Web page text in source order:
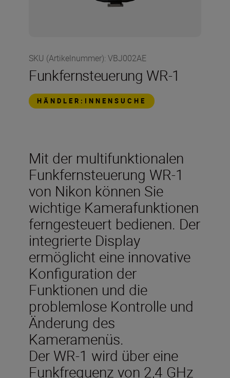
SKU (Artikelnummer): VBJ002AE
Funkfernsteuerung WR-1
HÄNDLER:INNENSUCHE
Mit der multifunktionalen
Funkfernsteuerung WR-1
von Nikon können Sie
wichtige Kamerafunktionen
ferngesteuert bedienen. Der
integrierte Display
ermöglicht eine innovative
Konfiguration der
Funktionen und die
problemlose Kontrolle und
Änderung des
Kameramenüs.
Der WR-1 wird über eine
Funkfrequenz von 2,4 GHz